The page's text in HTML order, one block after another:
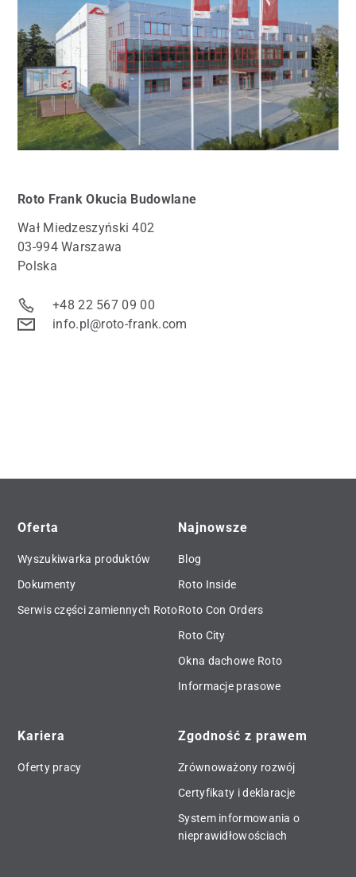
Roto Frank Okucia Budowlane
Wał Miedzeszyński 402
03-994 Warszawa
Polska
+48 22 567 09 00
info.pl@roto-frank.com
Oferta
Wyszukiwarka produktów
Dokumenty
Serwis części zamiennych Roto
Najnowsze
Blog
Roto Inside
Roto Con Orders
Roto City
Okna dachowe Roto
Informacje prasowe
Kariera
Oferty pracy
Zgodność z prawem
Zrównoważony rozwój
Certyfikaty i deklaracje
System informowania o
nieprawidłowościach